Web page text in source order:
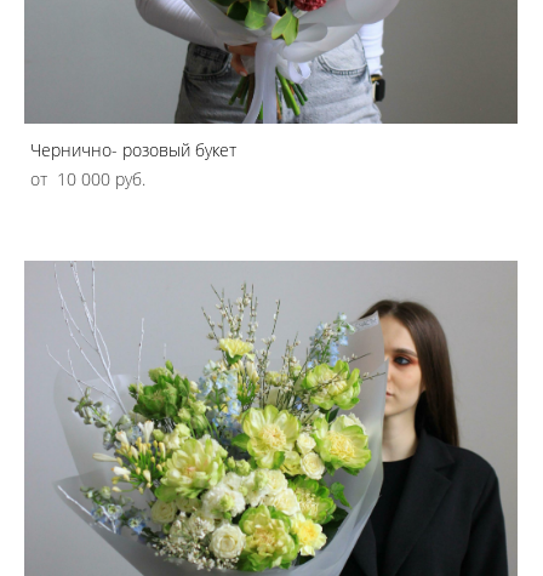
Чернично- розовый букет
от 10 000 pуб.